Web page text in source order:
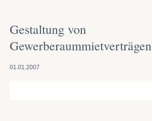
Gestaltung von
Gewerberaummietverträgen
01.01.2007